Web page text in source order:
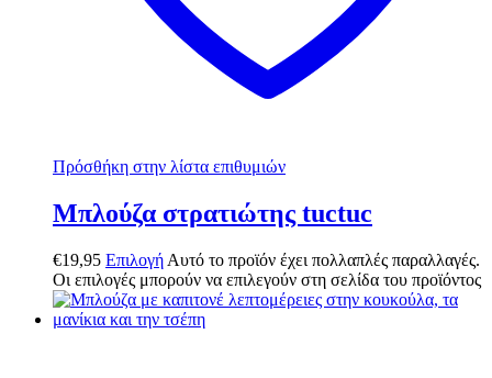
Πρόσθήκη στην λίστα επιθυμιών
Μπλούζα στρατιώτης tuctuc
€19,95 Επιλογή Αυτό το προϊόν έχει πολλαπλές παραλλαγές.
Οι επιλογές μπορούν να επιλεγούν στη σελίδα του προϊόντος